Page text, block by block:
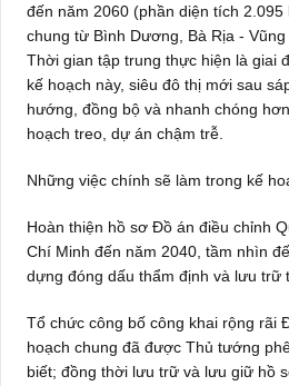
đến năm 2060 (phần diện tích 2.095
chung từ Bình Dương, Bà Rịa -
Thời gian tập trung thực hiện là giai
kế hoạch này, siêu đô thị mới sau
hướng, đồng bộ và nhanh chóng
hoạch treo, dự án chậm trễ.
Những việc chính sẽ làm trong kế
Hoàn thiện hồ sơ Đồ án điều chỉnh
Chí Minh đến năm 2040, tầm nhìn
dựng đóng dấu thẩm định và lưu trữ
Tổ chức công bố công khai rộng rãi
hoạch chung đã được Thủ tướng
biết; đồng thời lưu trữ và lưu giữ hồ